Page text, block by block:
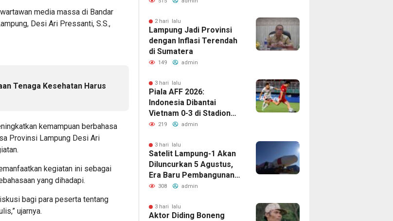
media massa di Bandar
Desi Ari Pressanti, S.S.,
Tenaga Kesehatan Harus
kemampuan berbahasa
Provinsi Lampung Desi Ari
kegiatan ini sebagai
yang dihadapi.
bagi para peserta tentang
ujarnya.
2 hari lalu
Lampung Jadi Provinsi
dengan Inflasi Terendah
di Sumatera
149 admin
3 hari lalu
Piala AFF 2026:
Indonesia Dibantai
Vietnam 0-3 di Stadion
Pakansari
219 admin
3 hari lalu
Satelit Lampung-1 Akan
Diluncurkan 5 Agustus,
Era Baru Pembangunan
Lampung
308 admin
3 hari lalu
Aktor Diding Boneng